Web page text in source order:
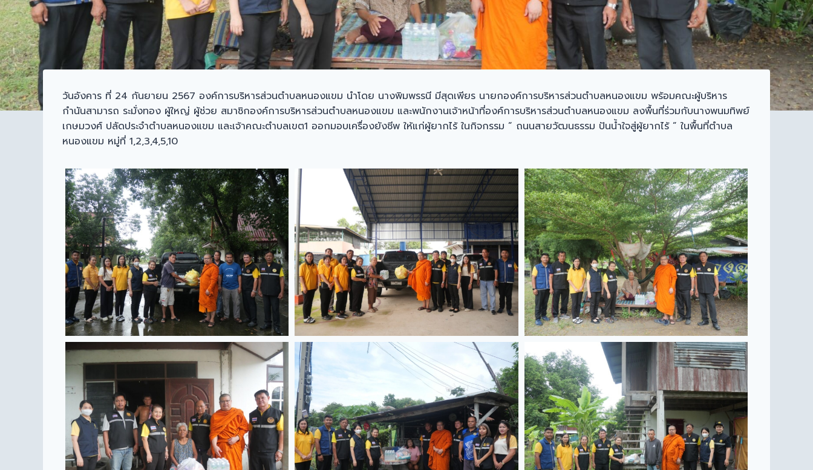
วันอังคาร ที่ 24 กันยายน 2567 องค์การบริหารส่วนตำบลหนองแขม นำโดย นางพิมพรรนี มีสุดเพียร นายกองค์การบริหารส่วนตำบลหนองแขม พร้อมคณะผู้บริหาร
กำนันสามารถ ระมั่งทอง ผู้ใหญ่ ผู้ช่วย สมาชิกองค์การบริหารส่วนตำบลหนองแขม และพนักงานเจ้าหน้าที่องค์การบริหารส่วนตำบลหนองแขม ลงพื้นที่ร่วมกับนางพนมทิพย์
เกษมวงศ์ ปลัดประจำตำบลหนองแขม และเจ้าคณะตำบลเขต1 ออกมอบเครื่องยังชีพ ให้แก่ผู้ยากไร้ ในกิจกรรม ” ถนนสายวัฒนธรรม ปันน้ำใจสู่ผู้ยากไร้ ” ในพื้นที่ตำบล
หนองแขม หมู่ที่ 1,2,3,4,5,10